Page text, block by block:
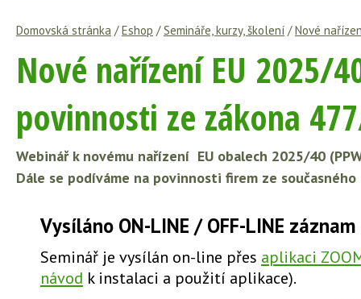
Domovská stránka /Eshop /Semináře, kurzy, školení /Nové
Nové nařízení EU 2025/
povinnosti ze zákona
Webinář k novému nařízení EU obalech 2025/40
Dále se podíváme na povinnosti firem ze
Vysíláno ON-LINE / OFF-LINE záznam
Seminář je vysílán on-line přes aplikaci
návod k instalaci a použití aplikace).